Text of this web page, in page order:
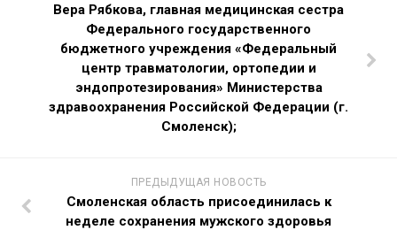
Вера Рябкова, главная медицинская сестра
Федерального государственного
бюджетного учреждения «Федеральный
центр травматологии, ортопедии и
эндопротезирования» Министерства
здравоохранения Российской Федерации (г.
Смоленск);
ПРЕДЫДУЩАЯ НОВОСТЬ
Смоленская область присоединилась к
неделе сохранения мужского здоровья